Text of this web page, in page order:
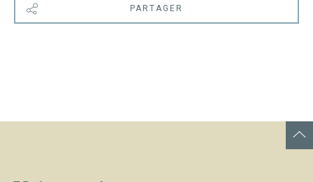
PARTAGER